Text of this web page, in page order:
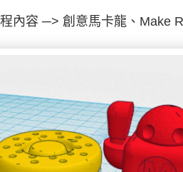
內容 ─> 創意馬卡龍、Make